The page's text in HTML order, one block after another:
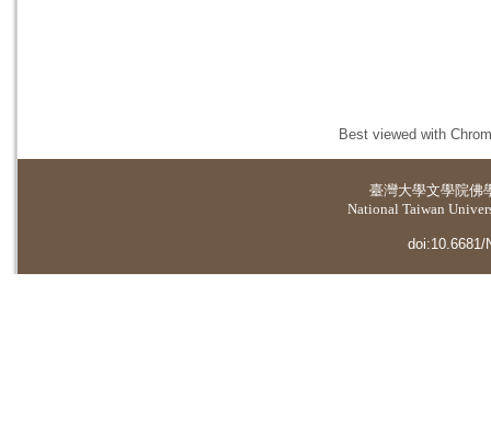
Best viewed with
臺灣大學文學院佛
National Taiwan
doi:10.6681/